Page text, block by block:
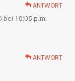
ANTWORT
bei 10:05 p.m.
ANTWORT